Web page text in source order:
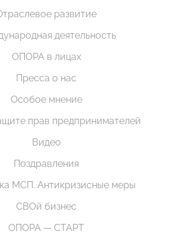
развитие
деятельность
ОПОРА в лицах
Пресса о нас
Особое мнение
прав предпринимателей
Видео
Поздравления
МСП. Антикризисные меры
СВОй бизнес
ОПОРА — СТАРТ